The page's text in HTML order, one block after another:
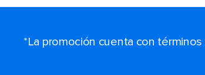
*La promoción cuenta con